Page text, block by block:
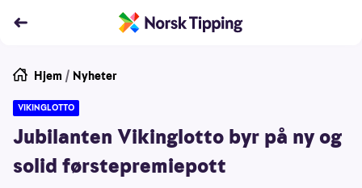
Hjem / Nyheter
VIKINGLOTTO
Jubilanten Vikinglotto byr på ny og
solid førstepremiepott